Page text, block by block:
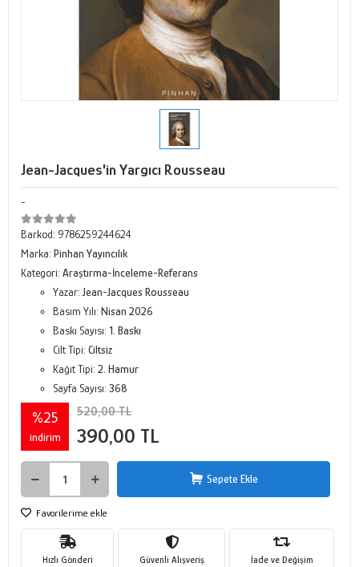
Jean-Jacques'in Yargıcı Rousseau
-
Barkod: 9786259244624
Marka: Pinhan Yayıncılık
Kategori: Araştırma-İnceleme-Referans
Yazar: Jean-Jacques Rousseau
Basım Yılı: Nisan 2026
Baskı Sayısı: 1. Baskı
Cilt Tipi: Ciltsiz
Kağıt Tipi: 2. Hamur
Sayfa Sayısı: 368
%25
indirim
520,00 TL
390,00 TL
Sepete Ekle
Favorilerime ekle
Hızlı Gönderi Güvenli Alışveriş İade ve Değişim